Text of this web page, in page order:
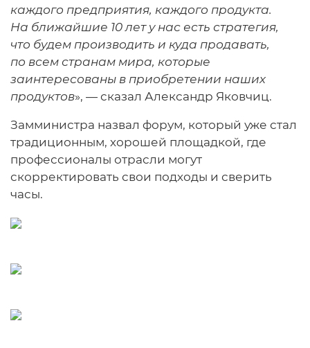
каждого предприятия, каждого продукта.
На ближайшие 10 лет у нас есть стратегия,
что будем производить и куда продавать,
по всем странам мира, которые
заинтересованы в приобретении наших
продуктов», — сказал Александр Яковчиц.
Замминистра назвал форум, который уже стал
традиционным, хорошей площадкой, где
профессионалы отрасли могут
скорректировать свои подходы и сверить
часы.